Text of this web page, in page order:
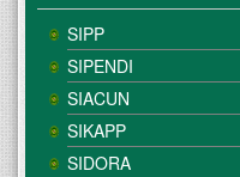
SIPP
SIPENDI
SIACUN
SIKAPP
SIDORA